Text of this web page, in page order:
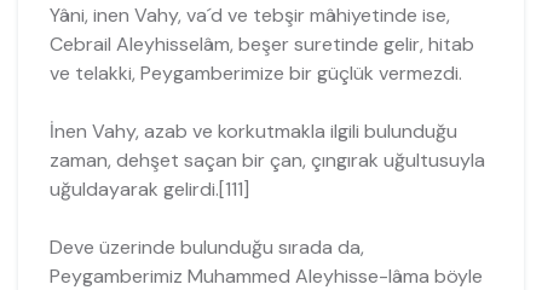
Yâni, inen Vahy, va´d ve tebşir mâhiyetinde ise,
Cebrail Aleyhisselâm, beşer suretinde gelir, hitab
ve telakki, Peygamberimize bir güçlük vermezdi.
İnen Vahy, azab ve korkutmakla ilgili bulunduğu
zaman, dehşet saçan bir çan, çıngırak uğultusuyla
uğuldayarak gelirdi.[111]
Deve üzerinde bulunduğu sırada da,
Peygamberimiz Muhammed Aleyhisse-lâma böyle